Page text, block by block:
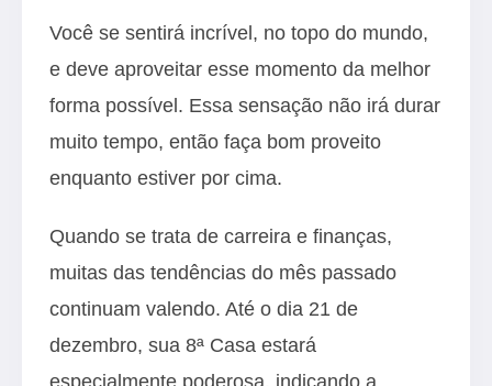
Você se sentirá incrível, no topo do mundo,
e deve aproveitar esse momento da melhor
forma possível. Essa sensação não irá durar
muito tempo, então faça bom proveito
enquanto estiver por cima.
Quando se trata de carreira e finanças,
muitas das tendências do mês passado
continuam valendo. Até o dia 21 de
dezembro, sua 8ª Casa estará
especialmente poderosa, indicando a